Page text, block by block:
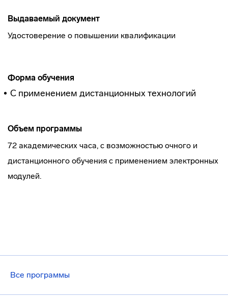
Все программы
Выдаваемый документ
Удостоверение о повышении квалификации
Форма обучения
С применением дистанционных технологий
Объем программы
72 академических часа, с возможностью очного и
дистанционного обучения с применением электронных
модулей.